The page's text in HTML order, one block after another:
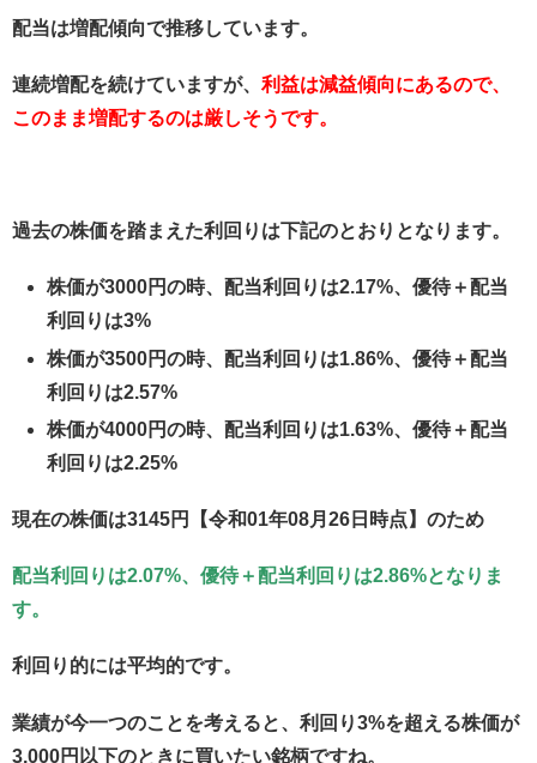
配当は増配傾向で推移しています。
連続増配を続けていますが、 利益は減益傾向にあるので、
このまま増配するのは厳しそうです。
過去の株価を踏まえた利回りは下記のとおりとなります。
株価が3000円の時、配当利回りは2.17%、優待＋配当
利回りは3%
株価が3500円の時、配当利回りは1.86%、優待＋配当
利回りは2.57%
株価が4000円の時、配当利回りは1.63%、優待＋配当
利回りは2.25%
現在の株価は3145円【令和01年08月26日時点】のため
配当利回りは2.07%、優待＋配当利回りは2.86%となりま
す。
利回り的には平均的です。
業績が今一つのことを考えると、利回り3%を超える株価が
3,000円以下のときに買いたい銘柄ですね。